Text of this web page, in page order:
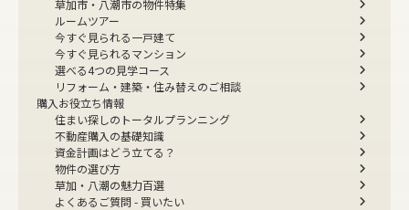
草加市・八潮市の物件特集
ルームツアー
今すぐ見られる一戸建て
今すぐ見られるマンション
選べる4つの見学コース
リフォーム・建築・住み替えのご相談
購入お役立ち情報
住まい探しのトータルプランニング
不動産購入の基礎知識
資金計画はどう立てる？
物件の選び方
草加・八潮の魅力百選
よくあるご質問 - 買いたい